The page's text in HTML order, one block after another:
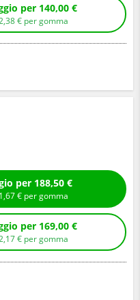
Compra senza montaggio per 140,00 €
38€ per gomma
Compra con montaggio per 188,50 €
67€ per gomma
Compra senza montaggio per 169,00 €
17€ per gomma